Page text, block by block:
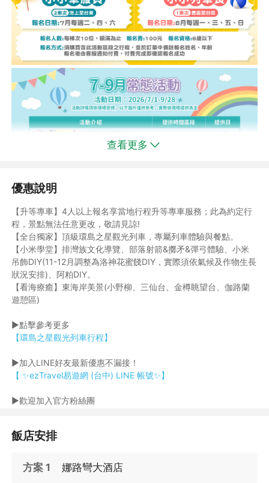
查看更多
優惠說明
【升等專車】4人以上報名享當地行程升等專車服務；此為約定行
程，景點無法任意更改，敬請見諒!
【全台獨家】頂級環島之星觀光列車，專屬列車體驗與餐點。
【小米學堂】排灣族文化導覽、部落射箭&擲矛&彈弓體驗、小米
吊飾DIY(11-12月調整為洛神花蜜餞DIY，實際須依氣候及作物生長
狀況安排)、阿粕DIY。
【看海療癒】東海岸美景(小野柳、三仙台、金樽眺望台、伽路蘭
遊憩區)
►點擊參考更多
【環島之星觀光列車行程】
►加入LINE好友最新優惠不漏接！
【 ✨ezTravel易遊網 (台中) LINE 帳號✨】
►歡迎加入官方粉絲團
飯店安排
方案 1 娜路彎大酒店